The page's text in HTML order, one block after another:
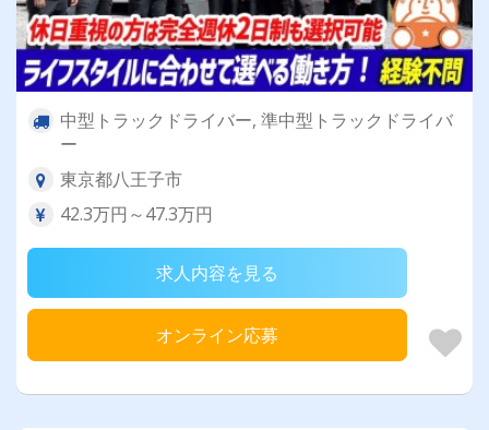
中型トラックドライバー, 準中型トラックドライバ
ー
東京都八王子市
42.3万円～47.3万円
求人内容を見る
オンライン応募